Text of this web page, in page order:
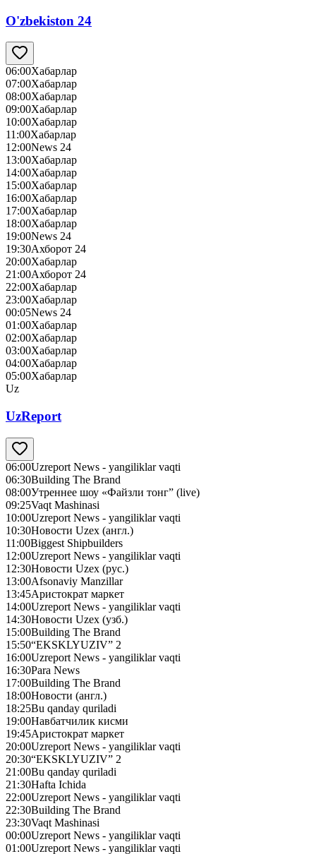
O'zbekiston 24
06:00Хабарлар
07:00Хабарлар
08:00Хабарлар
09:00Хабарлар
10:00Хабарлар
11:00Хабарлар
12:00News 24
13:00Хабарлар
14:00Хабарлар
15:00Хабарлар
16:00Хабарлар
17:00Хабарлар
18:00Хабарлар
19:00News 24
19:30Ахборот 24
20:00Хабарлар
21:00Ахборот 24
22:00Хабарлар
23:00Хабарлар
00:05News 24
01:00Хабарлар
02:00Хабарлар
03:00Хабарлар
04:00Хабарлар
05:00Хабарлар
Uz
UzReport
06:00Uzreport News - yangiliklar vaqti
06:30Building The Brand
08:00Утреннее шоу «Файзли тонг” (live)
09:25Vaqt Mashinasi
10:00Uzreport News - yangiliklar vaqti
10:30Новости Uzex (англ.)
11:00Biggest Shipbuilders
12:00Uzreport News - yangiliklar vaqti
12:30Новости Uzex (рус.)
13:00Afsonaviy Manzillar
13:45Аристократ маркет
14:00Uzreport News - yangiliklar vaqti
14:30Новости Uzex (узб.)
15:00Building The Brand
15:50“EKSKLYUZIV” 2
16:00Uzreport News - yangiliklar vaqti
16:30Para News
17:00Building The Brand
18:00Новости (англ.)
18:25Bu qanday quriladi
19:00Навбатчилик кисми
19:45Аристократ маркет
20:00Uzreport News - yangiliklar vaqti
20:30“EKSKLYUZIV” 2
21:00Bu qanday quriladi
21:30Hafta Ichida
22:00Uzreport News - yangiliklar vaqti
22:30Building The Brand
23:30Vaqt Mashinasi
00:00Uzreport News - yangiliklar vaqti
01:00Uzreport News - yangiliklar vaqti